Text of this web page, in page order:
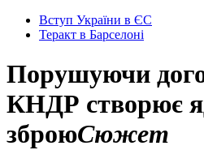
Вступ України в ЄС
Теракт в Барселоні
Порушуючи
КНДР створює
зброюСюжет